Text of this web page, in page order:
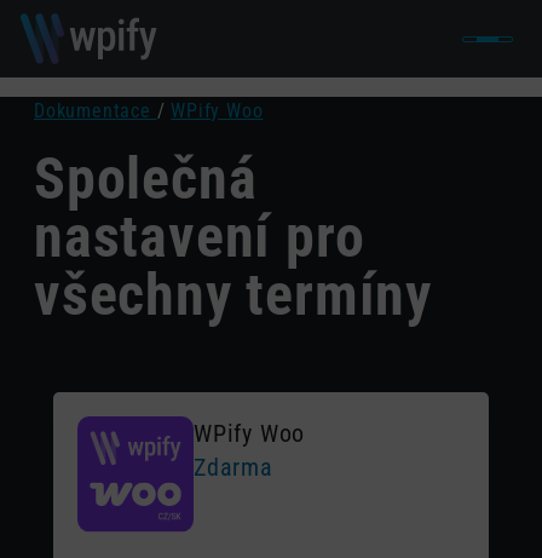
Dokumentace / WPify Woo
Společná
nastavení pro
všechny termíny
WPify Woo
Zdarma